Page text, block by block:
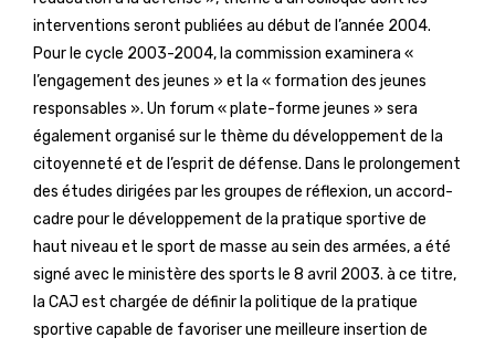
interventions seront publiées au début de l’année 2004.
Pour le cycle 2003-2004, la commission examinera «
l’engagement des jeunes » et la « formation des jeunes
responsables ». Un forum « plate-forme jeunes » sera
également organisé sur le thème du développement de la
citoyenneté et de l’esprit de défense. Dans le prolongement
des études dirigées par les groupes de réflexion, un accord-
cadre pour le développement de la pratique sportive de
haut niveau et le sport de masse au sein des armées, a été
signé avec le ministère des sports le 8 avril 2003. à ce titre,
la CAJ est chargée de définir la politique de la pratique
sportive capable de favoriser une meilleure insertion de